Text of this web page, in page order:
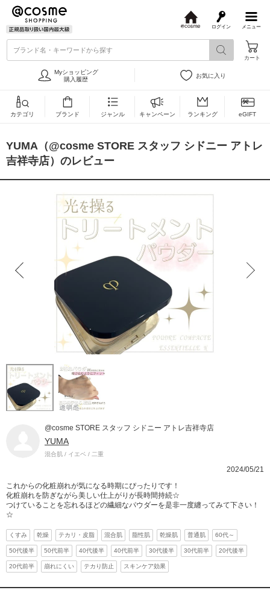
メニュー
ログイン
s
ブランド名・キーワードから探す
カート
Myショッピング
購入履歴
お気に入り
カテゴリ ブランド ジャンル キャンペーン ランキング eGIFT
YUMA（@cosme STORE スタッフ シドニー アトレ
吉祥寺店）のレビュー
@cosme STORE スタッフ シドニー アトレ吉祥寺店
YUMA
混合肌 / イエベ / 二重
2024/05/21
これからの化粧崩れが気になる時期にぴったりです！
化粧崩れを防ぎながら美しい仕上がりが長時間持続☆
つけていることを忘れるほどの繊細なパウダーを是非一度纏ってみて下さい！
☆
くすみ 乾燥 テカリ・皮脂 混合肌 脂性肌 乾燥肌 普通肌 60代～
50代後半 50代前半 40代後半 40代前半 30代後半 30代前半 20代後半
20代前半 崩れにくい テカり防止 スキンケア効果